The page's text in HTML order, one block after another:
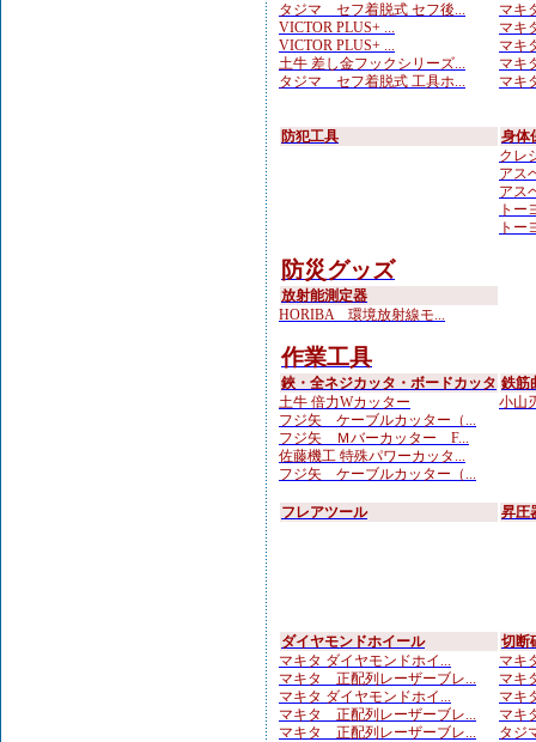
タジマ セフ着脱式 セフ後...
VICTOR PLUS+ ...
VICTOR PLUS+ ...
土牛 差し金フックシリーズ...
タジマ セフ着脱式 工具ホ...
マキ
マキ
マキ
マキ
マキ
防犯工具
身体
クレ
アス
アス
トー
トー
防災グッズ
放射能測定器
HORIBA 環境放射線モ...
作業工具
鋏・全ネジカッタ・ボードカッタ
土牛 倍力Wカッター
フジ矢 ケーブルカッター（...
フジ矢 Ｍバーカッター F...
佐藤機工 特殊パワーカッタ...
フジ矢 ケーブルカッター（...
鉄筋
小山
フレアツール 昇圧
ダイヤモンドホイール
マキタ ダイヤモンドホイ...
マキタ 正配列レーザーブレ...
マキタ ダイヤモンドホイ...
マキタ 正配列レーザーブレ...
マキタ 正配列レーザーブレ...
切断
マキ
マキ
マキ
マキ
タジ